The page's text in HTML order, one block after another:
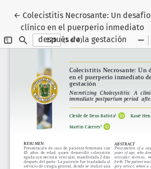
← Volver a los detalles del artículo
Colecistitis Necrosante: Un desafío
clínico en el puerperio inmediato
después de la gestación